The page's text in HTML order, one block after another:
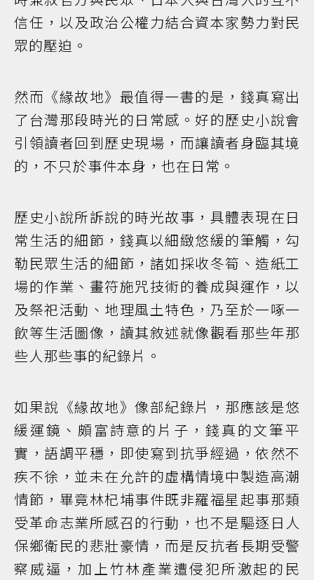
信任，以及政治公權力結合資本家勢力對民
眾的壓迫。
然而《緣故地》最值得一書的是，錢真寫出
了台灣那段時光的日常感。好的歷史小說會
引領讀者回到歷史現場，而讓讀者身臨其境
的，不只於事件本身，也在日常。
歷史小說所訴說的時光故事，具體表現在日
常生活的細節，錢真以細緻悠緩的筆觸，勾
勒民眾生活的細節，諸如採收冬筍、造紙工
場的作業、畫符施咒技術的養成與運作，以
及祭祀活動、地理風土特色，乃至於一啄一
飲等生活圖像，讀其敘述就像觀看那些年那
些人那些事的紀錄片。
如果說《緣故地》像部紀錄片，那應該是悠
緩運鏡、頗富詩意的片子，錢真的文筆平
實，語調平穩，即使寫到抗爭經過，依然不
疾不徐，並未在允許的虛構情境中製造高潮
情節，畢竟林杞埔事件既非羅福星起事那類
受革命志業所感召的行動，也不是驅逐日人
保鄉衛民的悲壯豪情，而是反抗者長期受警
察威逼，加上竹林產業遭侵犯所激起的民